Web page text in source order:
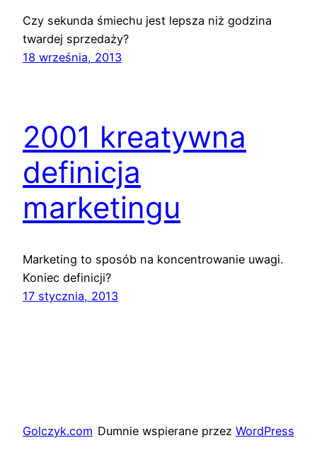
Czy sekunda śmiechu jest lepsza niż godzina
twardej sprzedaży?
18 września, 2013
2001 kreatywna
definicja
marketingu
Marketing to sposób na koncentrowanie uwagi.
Koniec definicji?
17 stycznia, 2013
Golczyk.com Dumnie wspierane przez WordPress